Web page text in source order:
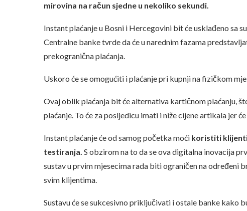
mirovina na račun sjedne u nekoliko sekundi.
Instant plaćanje u Bosni i Hercegovini bit će usklađeno sa
Centralne banke tvrde da će u narednim fazama
prekogranična plaćanja.
Uskoro će se omogućiti i plaćanje pri kupnji na fizičkom
Ovaj oblik plaćanja bit će alternativa kartičnom plaćanju,
plaćanje. To će za posljedicu imati i niže cijene artikala jer
Instant plaćanje će od samog početka moći koristiti klijenti
testiranja. S obzirom na to da se ova digitalna inovacija
sustav u prvim mjesecima rada biti ograničen na
svim klijentima.
Sustavu će se sukcesivno priključivati i ostale banke kako